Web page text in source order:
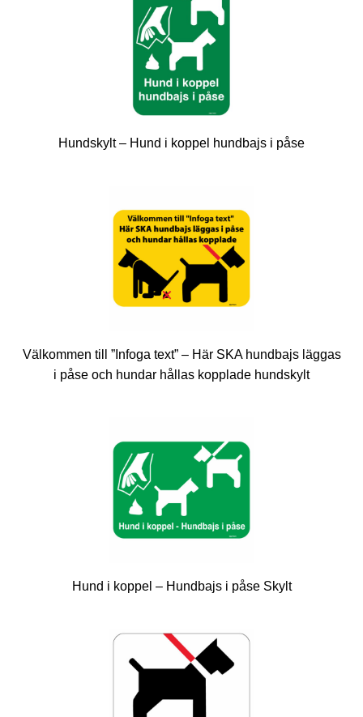
Hundskylt – Hund i koppel hundbajs i påse
Välkommen till ”Infoga text” – Här SKA hundbajs läggas
i påse och hundar hållas kopplade hundskylt
Hund i koppel – Hundbajs i påse Skylt